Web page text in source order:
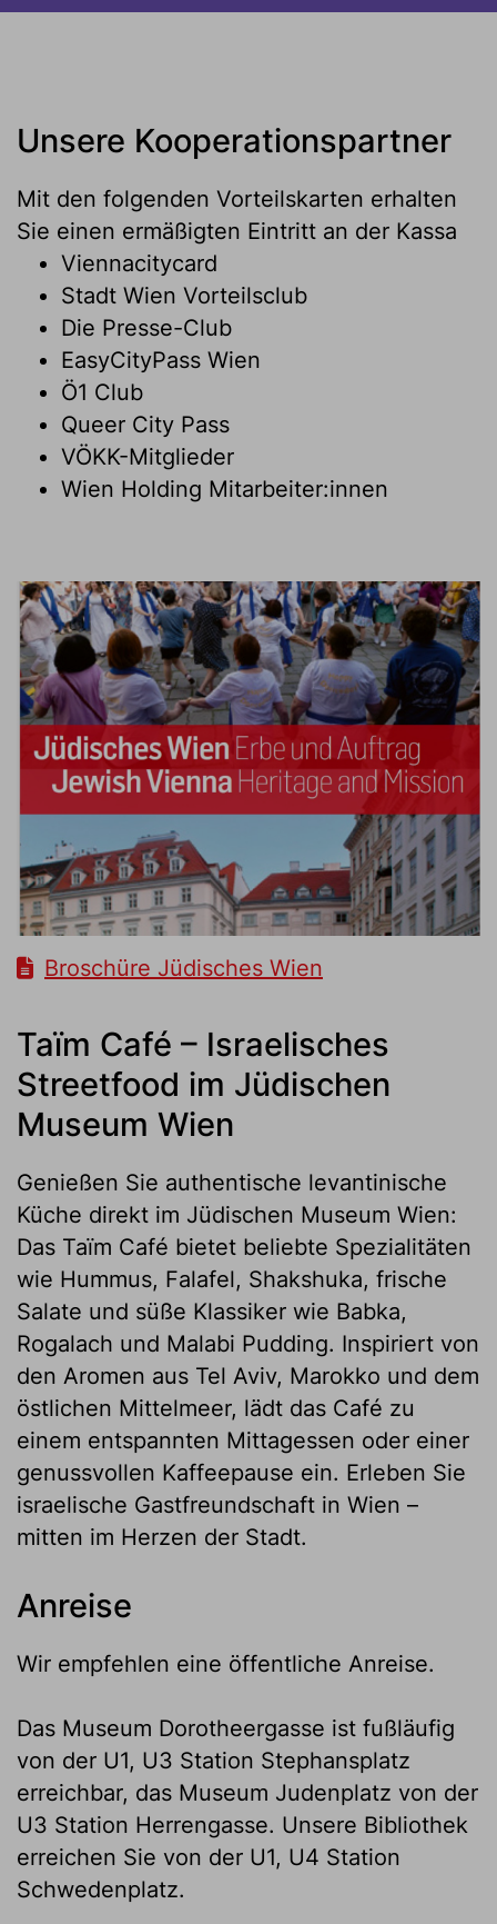
Unsere Kooperationspartner
Mit den folgenden Vorteilskarten erhalten
Sie einen ermäßigten Eintritt an der Kassa
Viennacitycard
Stadt Wien Vorteilsclub
Die Presse-Club
EasyCityPass Wien
Ö1 Club
Queer City Pass
VÖKK-Mitglieder
Wien Holding Mitarbeiter:innen
Broschüre Jüdisches Wien
Taïm Café – Israelisches
Streetfood im Jüdischen
Museum Wien
Genießen Sie authentische levantinische
Küche direkt im Jüdischen Museum Wien:
Das Taïm Café bietet beliebte Spezialitäten
wie Hummus, Falafel, Shakshuka, frische
Salate und süße Klassiker wie Babka,
Rogalach und Malabi Pudding. Inspiriert von
den Aromen aus Tel Aviv, Marokko und dem
östlichen Mittelmeer, lädt das Café zu
einem entspannten Mittagessen oder einer
genussvollen Kaffeepause ein. Erleben Sie
israelische Gastfreundschaft in Wien –
mitten im Herzen der Stadt.
Anreise
Wir empfehlen eine öffentliche Anreise.
Das Museum Dorotheergasse ist fußläufig
von der U1, U3 Station Stephansplatz
erreichbar, das Museum Judenplatz von der
U3 Station Herrengasse. Unsere Bibliothek
erreichen Sie von der U1, U4 Station
Schwedenplatz.